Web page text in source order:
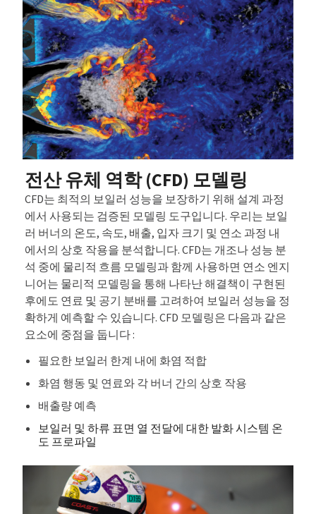
전산 유체 역학 (CFD) 모델링
CFD는 최적의 보일러 성능을 보장하기 위해 설계 과정
에서 사용되는 검증된 모델링 도구입니다. 우리는 보일
러 버너의 온도, 속도, 배출, 입자 크기 및 연소 과정 내
에서의 상호 작용을 분석합니다. CFD는 개조나 성능 분
석 중에 물리적 흐름 모델링과 함께 사용하면 연소 엔지
니어는 물리적 모델링을 통해 나타난 해결책이 구현된
후에도 연료 및 공기 분배를 고려하여 보일러 성능을 정
확하게 예측할 수 있습니다. CFD 모델링은 다음과 같은
요소에 중점을 둡니다 :
필요한 보일러 한계 내에 화염 적합
화염 행동 및 연료와 각 버너 간의 상호 작용
배출량 예측
보일러 및 하류 표면 열 전달에 대한 발화 시스템 온
도 프로파일